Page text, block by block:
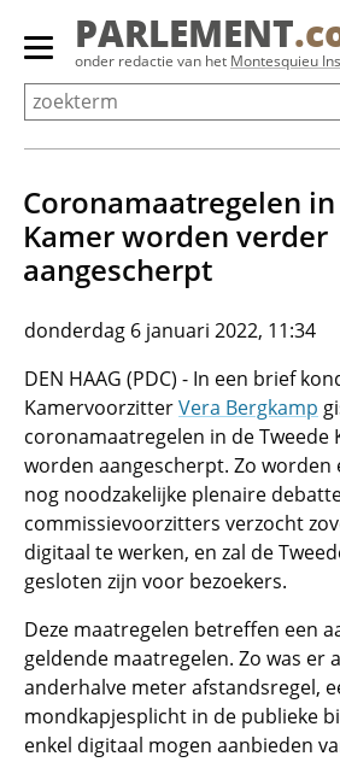
Overslaan
Primair
menu
tonen/verbergen
PARLEMENT
onder redactie van het Montesquieu
Coronamaatregelen
Kamer worden verder
aangescherpt
donderdag 6 januari 2022, 11:34
DEN HAAG (PDC) - In een brief
KamervoorzitterVera Bergkamp
coronamaatregelen in de Tweede
worden aangescherpt. Zo worden
nog noodzakelijke plenaire
commissievoorzitters verzocht
digitaal te werken, en zal de
gesloten zijn voor bezoekers.
Deze maatregelen betreffen een
geldende maatregelen. Zo was er
anderhalve meter afstandsregel,
mondkapjesplicht in de publieke
enkel digitaal mogen aanbieden